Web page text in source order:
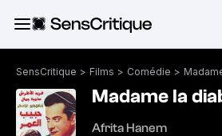
SensCritique > Films > Comédie >
Madame la
Afrita Hanem